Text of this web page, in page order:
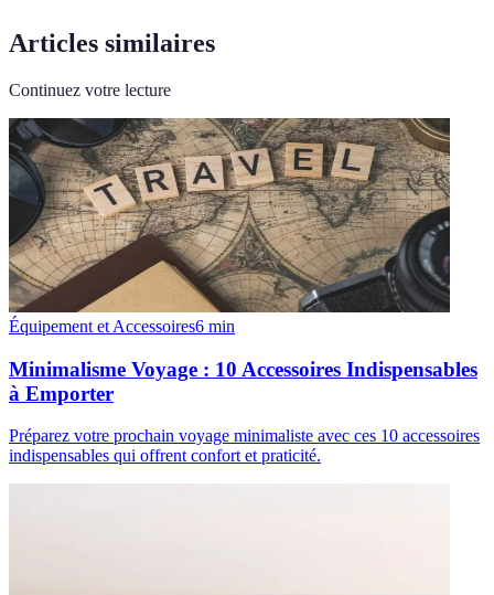
Articles similaires
Continuez votre lecture
Équipement et Accessoires6 min
Minimalisme Voyage : 10 Accessoires Indispensables
à Emporter
Préparez votre prochain voyage minimaliste avec ces 10 accessoires
indispensables qui offrent confort et praticité.